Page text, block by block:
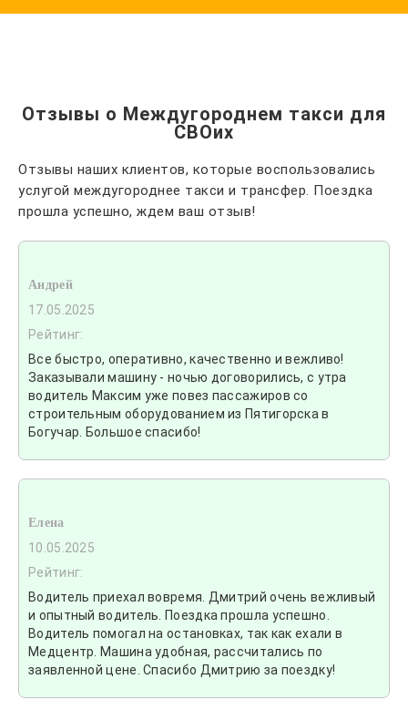
Отзывы о Междугороднем такси для
СВОих
Отзывы наших клиентов, которые воспользовались
услугой междугороднее такси и трансфер. Поездка
прошла успешно, ждем ваш отзыв!
Андрей
17.05.2025
Рейтинг:
Все быстро, оперативно, качественно и вежливо!
Заказывали машину - ночью договорились, с утра
водитель Максим уже повез пассажиров со
строительным оборудованием из Пятигорска в
Богучар. Большое спасибо!
Елена
10.05.2025
Рейтинг:
Водитель приехал вовремя. Дмитрий очень вежливый
и опытный водитель. Поездка прошла успешно.
Водитель помогал на остановках, так как ехали в
Медцентр. Машина удобная, рассчитались по
заявленной цене. Спасибо Дмитрию за поездку!